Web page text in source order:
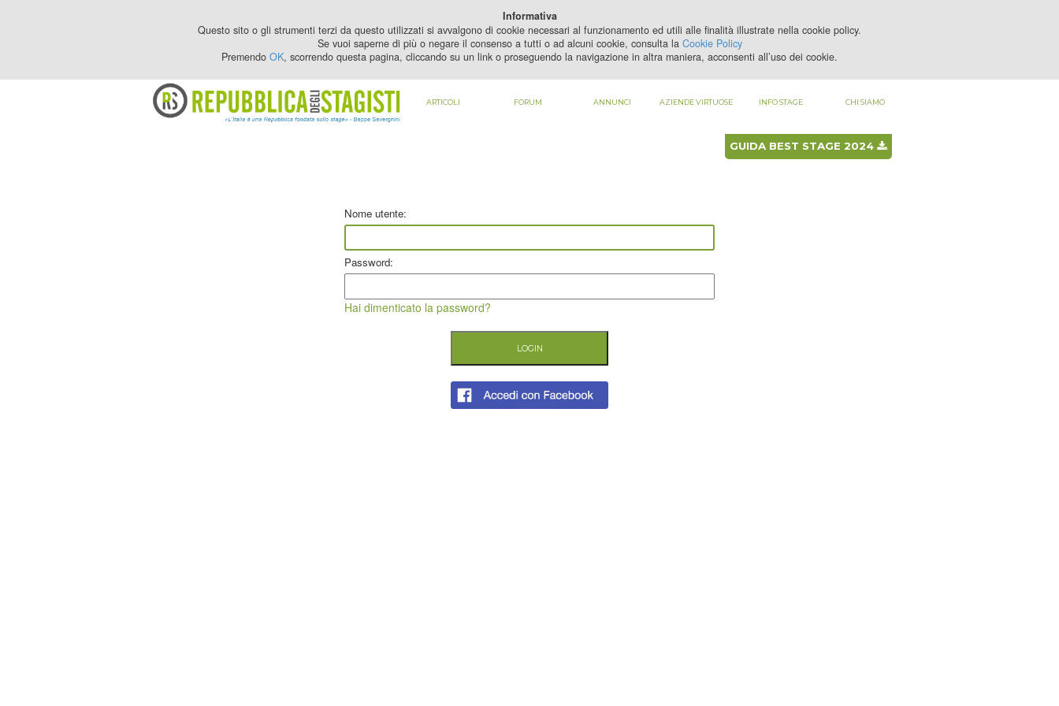
REGISTRATI
LOGIN
PER VEDERE QUESTO CONTENUTO DEVI
GUIDA BEST STAGE 2024
ARTICOLI FORUM ANNUNCI AZIENDE VIRTUOSE INFO STAGE CHI SIAMO
Nome utente:
Password:
Hai dimenticato la password?
Informativa
Questo sito o gli strumenti terzi da questo utilizzati si avvalgono di cookie necessari al funzionamento ed utili alle finalità illustrate nella cookie policy.
Se vuoi saperne di più o negare il consenso a tutti o ad alcuni cookie, consulta la Cookie Policy
Premendo OK, scorrendo questa pagina, cliccando su un link o proseguendo la navigazione in altra maniera, acconsenti all’uso dei cookie.